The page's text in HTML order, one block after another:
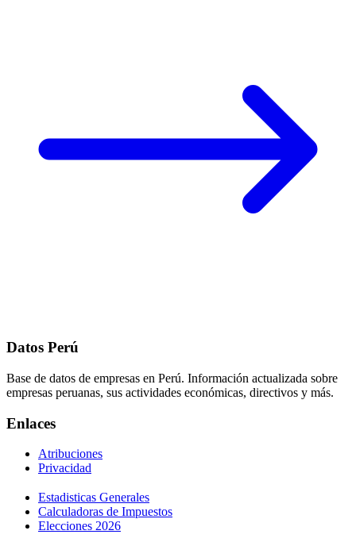
Datos Perú
Base de datos de empresas en Perú. Información actualizada sobre
empresas peruanas, sus actividades económicas, directivos y más.
Enlaces
Atribuciones
Privacidad
Estadisticas Generales
Calculadoras de Impuestos
Elecciones 2026